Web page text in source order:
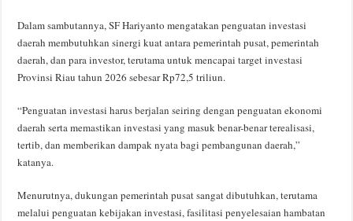
Dalam sambutannya, SF Hariyanto mengatakan penguatan investasi
daerah membutuhkan sinergi kuat antara pemerintah pusat, pemerintah
daerah, dan para investor, terutama untuk mencapai target investasi
Provinsi Riau tahun 2026 sebesar Rp72,5 triliun.
“Penguatan investasi harus berjalan seiring dengan penguatan ekonomi
daerah serta memastikan investasi yang masuk benar-benar terealisasi,
tertib, dan memberikan dampak nyata bagi pembangunan daerah,”
katanya.
Menurutnya, dukungan pemerintah pusat sangat dibutuhkan, terutama
melalui penguatan kebijakan investasi, fasilitasi penyelesaian hambatan